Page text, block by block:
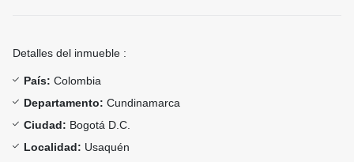
Detalles del inmueble :
País: Colombia
Departamento: Cundinamarca
Ciudad: Bogotá D.C.
Localidad: Usaquén